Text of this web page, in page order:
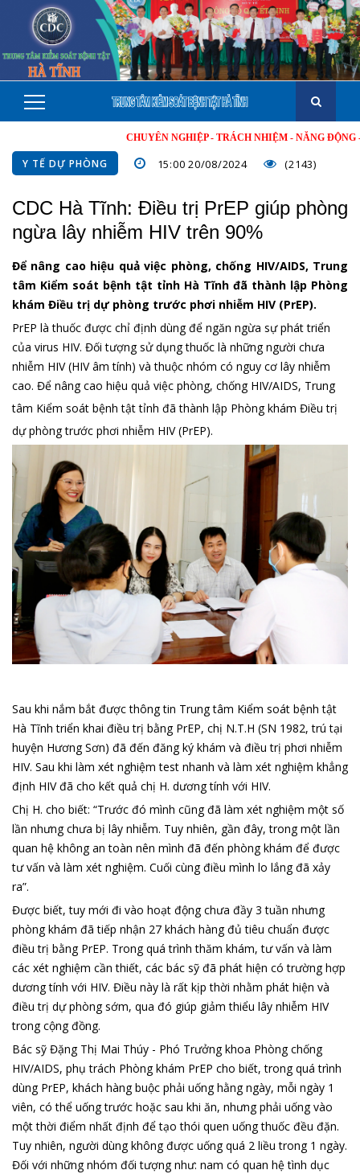
CHUYÊN NGHIỆP - TRÁCH NHIỆM - NĂNG ĐỘNG -
Y TẾ DỰ PHÒNG 15:00 20/08/2024 (2143)
CDC Hà Tĩnh: Điều trị PrEP giúp phòng
ngừa lây nhiễm HIV trên 90%
Để nâng cao hiệu quả việc phòng, chống HIV/AIDS, Trung
tâm Kiểm soát bệnh tật tỉnh Hà Tĩnh đã thành lập Phòng
khám Điều trị dự phòng trước phơi nhiễm HIV (PrEP).
PrEP là thuốc được chỉ định dùng để ngăn ngừa sự phát triển
của virus HIV. Đối tượng sử dụng thuốc là những người chưa
nhiễm HIV (HIV âm tính) và thuộc nhóm có nguy cơ lây nhiễm
cao. Để nâng cao hiệu quả việc phòng, chống HIV/AIDS, Trung
tâm Kiểm soát bệnh tật tỉnh đã thành lập Phòng khám Điều trị
dự phòng trước phơi nhiễm HIV (PrEP).
Sau khi nắm bắt được thông tin Trung tâm Kiểm soát bệnh tật
Hà Tĩnh triển khai điều trị bằng PrEP, chị N.T.H (SN 1982, trú tại
huyện Hương Sơn) đã đến đăng ký khám và điều trị phơi nhiễm
HIV. Sau khi làm xét nghiệm test nhanh và làm xét nghiệm khẳng
định HIV đã cho kết quả chị H. dương tính với HIV.
Chị H. cho biết: “Trước đó mình cũng đã làm xét nghiệm một số
lần nhưng chưa bị lây nhiễm. Tuy nhiên, gần đây, trong một lần
quan hệ không an toàn nên mình đã đến phòng khám để được
tư vấn và làm xét nghiệm. Cuối cùng điều mình lo lắng đã xảy
ra”.
Được biết, tuy mới đi vào hoạt động chưa đầy 3 tuần nhưng
phòng khám đã tiếp nhận 27 khách hàng đủ tiêu chuẩn được
điều trị bằng PrEP. Trong quá trình thăm khám, tư vấn và làm
các xét nghiệm cần thiết, các bác sỹ đã phát hiện có trường hợp
dương tính với HIV. Điều này là rất kịp thời nhằm phát hiện và
điều trị dự phòng sớm, qua đó giúp giảm thiểu lây nhiễm HIV
trong cộng đồng.
Bác sỹ Đặng Thị Mai Thúy - Phó Trưởng khoa Phòng chống
HIV/AIDS, phụ trách Phòng khám PrEP cho biết, trong quá trình
dùng PrEP, khách hàng buộc phải uống hằng ngày, mỗi ngày 1
viên, có thể uống trước hoặc sau khi ăn, nhưng phải uống vào
một thời điểm nhất định để tạo thói quen uống thuốc đều đặn.
Tuy nhiên, người dùng không được uống quá 2 liều trong 1 ngày.
Đối với những nhóm đối tượng như: nam có quan hệ tình dục